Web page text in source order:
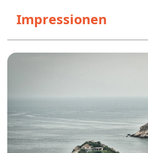
Impressionen